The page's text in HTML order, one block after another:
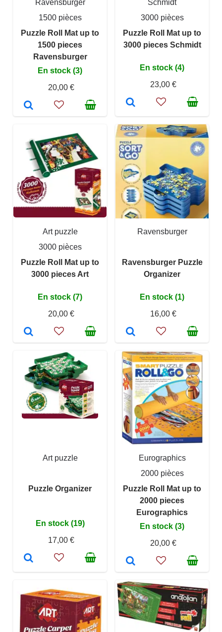
Ravensburger
1500 pièces
Puzzle Roll Mat up to
1500 pieces
Ravensburger
En stock (3)
20,00 €
Schmidt
3000 pièces
Puzzle Roll Mat up to
3000 pieces Schmidt
En stock (4)
23,00 €
Art puzzle
3000 pièces
Puzzle Roll Mat up to
3000 pieces Art
En stock (7)
20,00 €
Ravensburger
Ravensburger Puzzle
Organizer
En stock (1)
16,00 €
Art puzzle
Puzzle Organizer
En stock (19)
17,00 €
Eurographics
2000 pièces
Puzzle Roll Mat up to
2000 pieces
Eurographics
En stock (3)
20,00 €